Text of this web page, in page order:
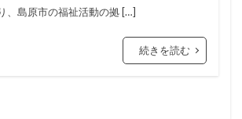
、島原市の福祉活動の拠 […]
続きを読む